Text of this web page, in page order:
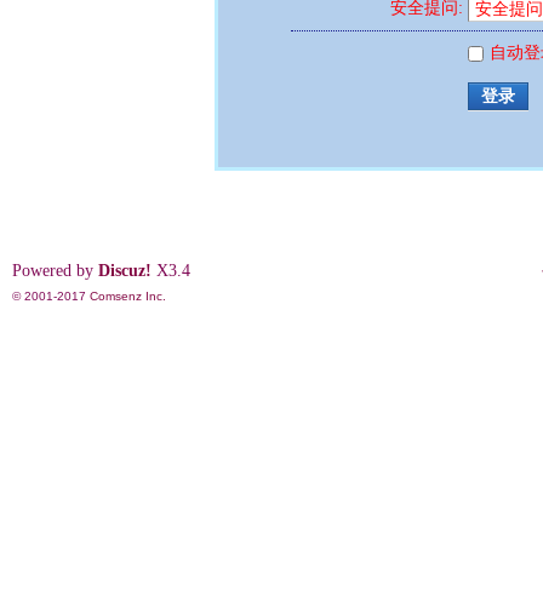
安全提问:
自动
登录
Powered by Discuz! X3.4
© 2001-2017 Comsenz Inc.